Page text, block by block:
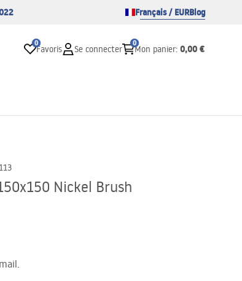
Français / EURBlog
0
Favoris Se connecter
0
Mon panier: 0,00 €
Nickel Brush